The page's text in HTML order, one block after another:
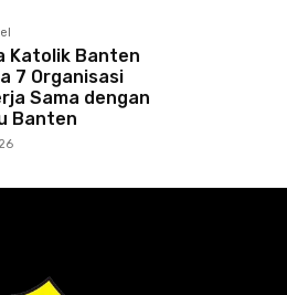
Katolik Banten
7 Organisasi
Sama dengan
Banten